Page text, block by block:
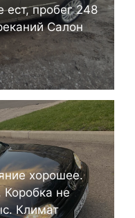
ест, пробег 248
Салон
хорошее.
не
Климат